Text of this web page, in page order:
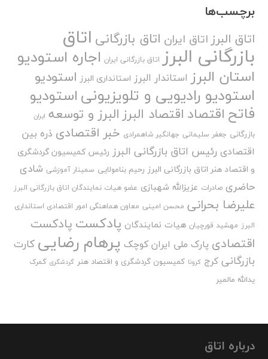
برچسب‌ها
اتاق البرزاتاق ایران اتاق بازرگانی اتاق
بازرگانی البرز اتاق بازرگانی ایران اجاره استودیو
استان البرز استاندار البرز استانداری البرز استودیو
استودیو رادیویی و تلویزیونیاستودیو
فاتح اقتصاد اقتصاد البرزالبرز و توسعه ایران
بازرگانی جعفر سلیمانی جهانگیر شاهمرادی خبر اقتصادی ذره بین
اقتصادی رئیس اتاق بازرگانی البرز رئیس کمیسیون گردشگری
و اقتصاد هنر اتاق بازرگانی البرز رحیم بنامولایی سمینار آموزشی شادی
حاضری صادرات عزیزالله شهبازی عضو هیات نمایندگان اتاق بازرگانی البرز
علیرضا بحرانی محسن امینی معاون هماهنگی امور اقتصادی استانداری
البرز مهشید قورچیان هیات نمایندگان پادکست پادکست
اقتصادی پارک ملی ایران کوچک پرهام رضایی کارت
بازرگانی کرج کرونا کمیسیون گردشگری و اقتصاد هنر گردشگری گمرک
یدالله مالمیر
درباره اتاق